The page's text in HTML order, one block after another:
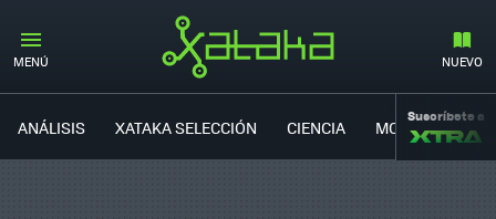
MENÚ NUEVO
ANÁLISIS XATAKA SELECCIÓN CIENCIA MOVILIDAD
Suscríbete a